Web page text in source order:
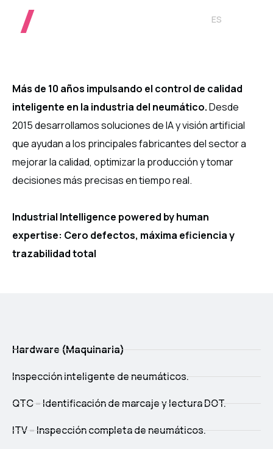
Más de 10 años impulsando el control de calidad
inteligente en la industria del neumático.Desde
2015 desarrollamos soluciones de IA y visión artificial
que ayudan a los principales fabricantes del sector a
mejorar la calidad, optimizar la producción y tomar
decisiones más precisas en tiempo real.
Industrial Intelligence powered by human
expertise: Cero defectos, máxima eficiencia y
trazabilidad total
Hardware (Maquinaria)
Inspección inteligente de neumáticos.
QTC – Identificación de marcaje y lectura DOT.
ITV – Inspección completa de neumáticos.
ES